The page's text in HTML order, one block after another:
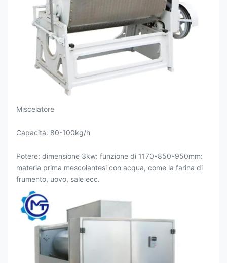
Miscelatore
Capacità: 80-100kg/h
Potere: dimensione 3kw: funzione di 1170*850*950mm:
materia prima mescolantesi con acqua, come la farina di
frumento, uovo, sale ecc.